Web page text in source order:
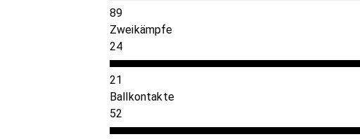
89
Zweikämpfe
24
21
Ballkontakte
52